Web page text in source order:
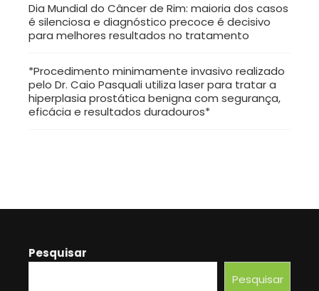
Dia Mundial do Câncer de Rim: maioria dos casos
é silenciosa e diagnóstico precoce é decisivo
para melhores resultados no tratamento
*Procedimento minimamente invasivo realizado
pelo Dr. Caio Pasquali utiliza laser para tratar a
hiperplasia prostática benigna com segurança,
eficácia e resultados duradouros*
Pesquisar
Pesquisar